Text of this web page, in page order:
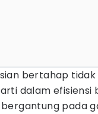
bertahap
dalam efisiensi
pada